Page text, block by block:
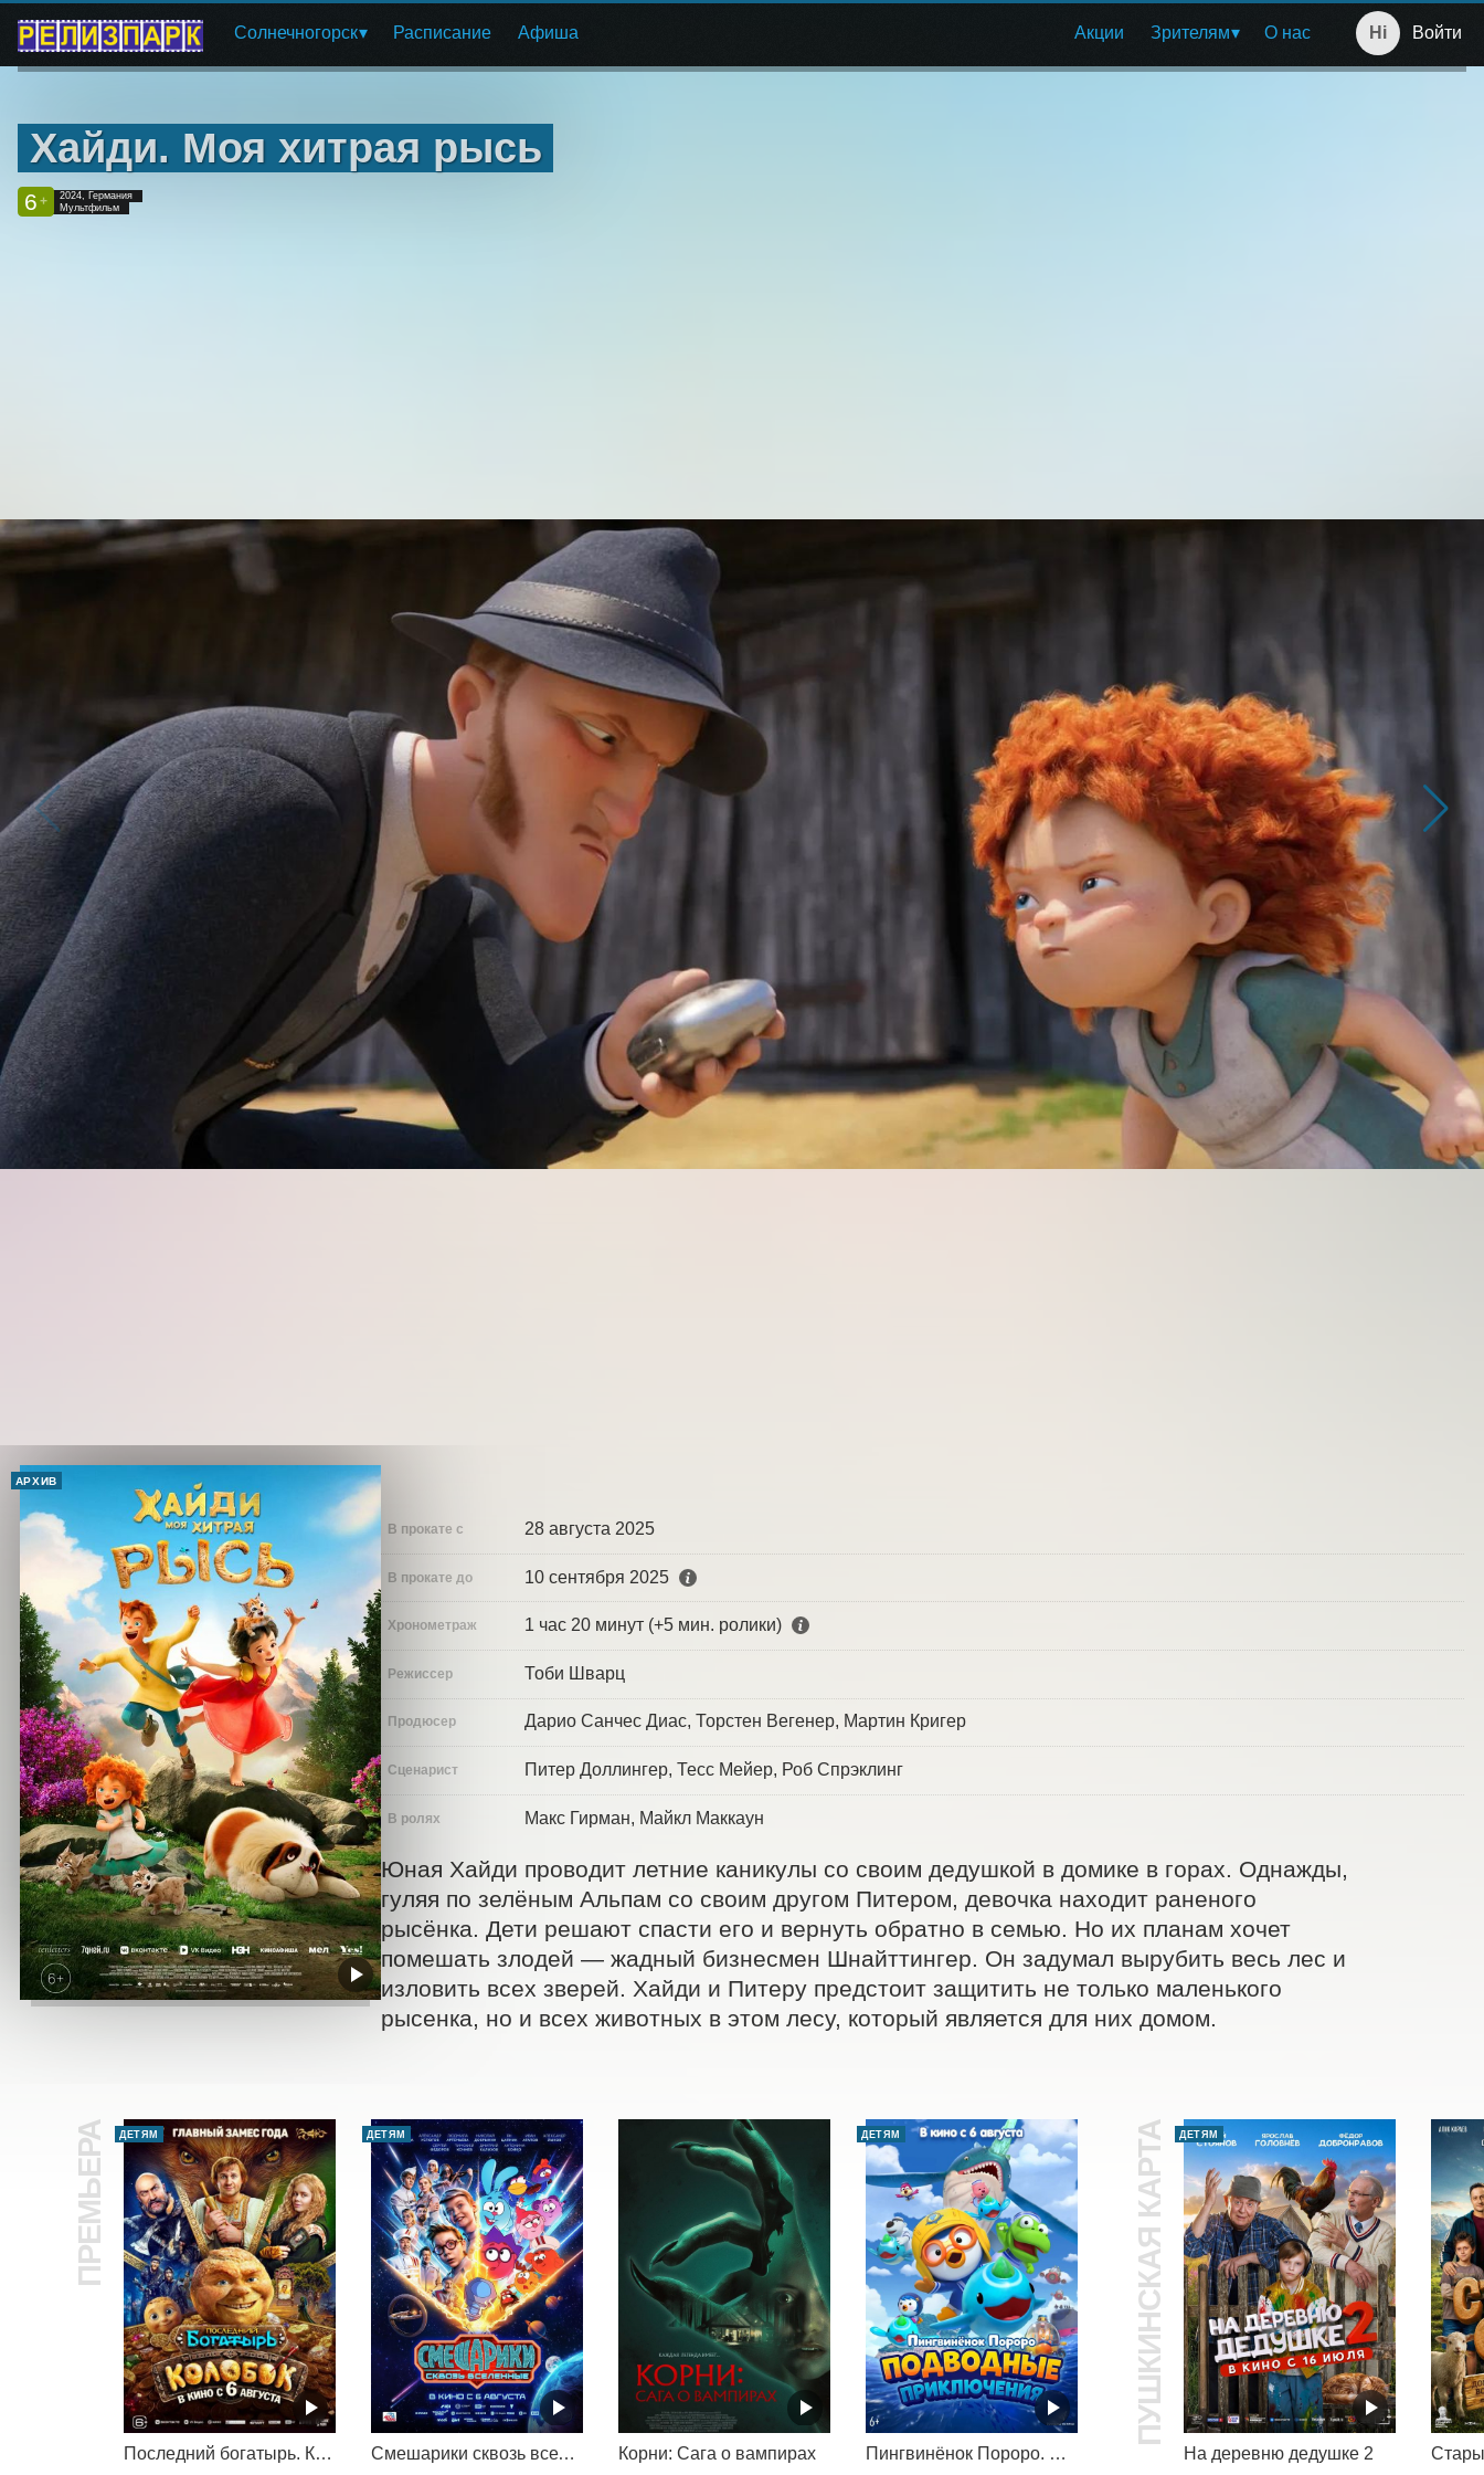
Солнечногорск Расписание Афиша Акции Зрителям О нас Войти
Хайди. Моя хитрая рысь
6 +
2024, Германия
Мультфильм
АРХИВ
В прокате с 28 августа 2025
В прокате до 10 сентября 2025
Хронометраж 1 час 20 минут (+5 мин. ролики)
Режиссер Тоби Шварц
Продюсер Дарио Санчес Диас, Торстен Вегенер, Мартин Кригер
Сценарист Питер Доллингер, Тесс Мейер, Роб Спрэклинг
В ролях Макс Гирман, Майкл Маккаун
Юная Хайди проводит летние каникулы со своим дедушкой в домике в горах. Однажды,
гуляя по зелёным Альпам со своим другом Питером, девочка находит раненого
рысёнка. Дети решают спасти его и вернуть обратно в семью. Но их планам хочет
помешать злодей — жадный бизнесмен Шнайттингер. Он задумал вырубить весь лес и
изловить всех зверей. Хайди и Питеру предстоит защитить не только маленького
рысенка, но и всех животных в этом лесу, который является для них домом.
ПРЕМЬЕРА ДЕТЯМ
Последний богатырь. Колобок
ДЕТЯМ
Смешарики сквозь вселенные Корни: Сага о вампирах
ДЕТЯМ
Пингвинёнок Пороро. Подводные приключения
ПУШКИНСКАЯ КАРТА ДЕТЯМ
На деревню дедушке 2